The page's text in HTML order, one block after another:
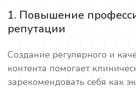
1. Повышение
репутации
Создание регулярного и
контента помогает
зарекомендовать себя как